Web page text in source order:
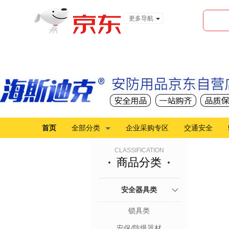
更多导航
首页 全部分类 企业采购专区 交通安全
CLASSIFICATION
商品分类
安全器具类
锁具类